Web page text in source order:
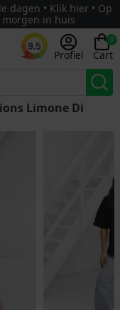
dagen • Klik hier • Op
morgen in huis
9.5
Profiel
0
Cart
Limone Di